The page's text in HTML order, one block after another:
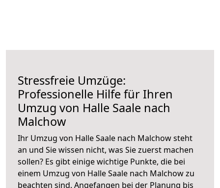
Stressfreie Umzüge:
Professionelle Hilfe für Ihren
Umzug von Halle Saale nach
Malchow
Ihr Umzug von Halle Saale nach Malchow steht
an und Sie wissen nicht, was Sie zuerst machen
sollen? Es gibt einige wichtige Punkte, die bei
einem Umzug von Halle Saale nach Malchow zu
beachten sind. Angefangen bei der Planung bis